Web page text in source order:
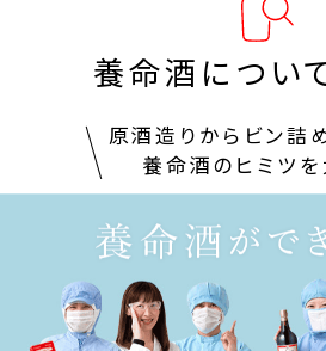
養命酒につい
原酒造りからビン詰
養命酒のヒミツ